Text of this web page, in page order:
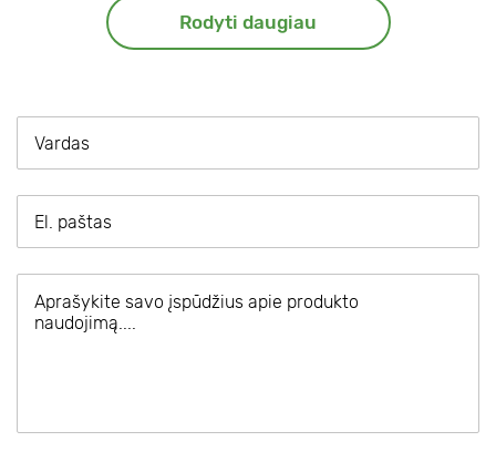
Rodyti daugiau